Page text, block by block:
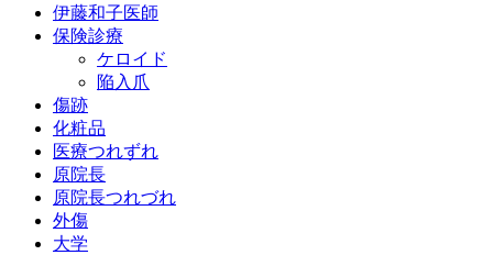
伊藤和子医師
保険診療
ケロイド
陥入爪
傷跡
化粧品
医療つれずれ
原院長
原院長つれづれ
外傷
大学